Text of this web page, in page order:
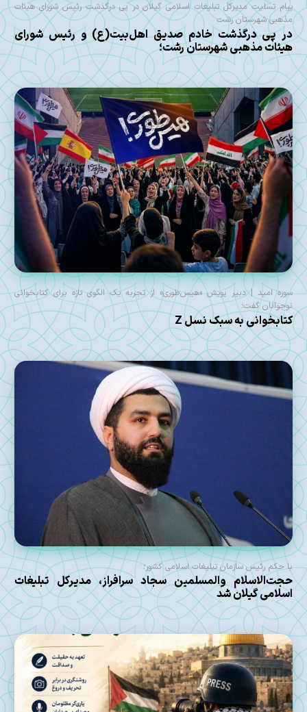
پیام تسلیت مدیرکل تبلیغات اسلامی گیلان در پی درگذشت رئیس شورای هیئات
مذهبی شهرستان رشت
در پی درگذشت خادم صدیق اهل‌بیت(ع) و رئیس شورای
هیئات مذهبی شهرستان رشت؛
سوره امید | دبیر پویش «هیس‌طوری» از تجربه یک الگوی تازه برای کتابخوانی
نوجوانان گفت؛
کتابخوانی به سبک نسل Z
با حکم رئیس سازمان تبلیغات اسلامی کشور؛
حجت‌الاسلام والمسلمین سجاد سرافراز، مدیرکل تبلیغات
اسلامی گیلان شد